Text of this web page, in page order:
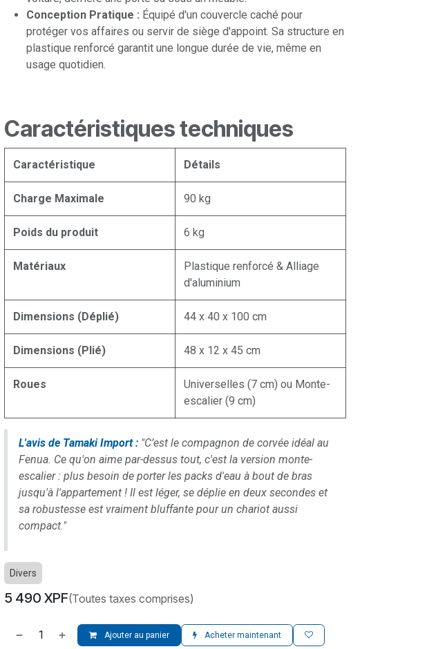
Conception Pratique : Équipé d'un couvercle caché pour
protéger vos affaires ou servir de siège d'appoint. Sa structure en
plastique renforcé garantit une longue durée de vie, même en
usage quotidien.
Caractéristiques techniques
Caractéristique Détails
Charge Maximale 90 kg
Poids du produit 6 kg
Matériaux
Plastique renforcé & Alliage
d'aluminium
Dimensions (Déplié) 44 x 40 x 100 cm
Dimensions (Plié) 48 x 12 x 45 cm
Roues
Universelles (7 cm) ou Monte-
escalier (9 cm)
L'avis de Tamaki Import : "C’est le compagnon de corvée idéal au
Fenua. Ce qu'on aime par-dessus tout, c'est la version monte-
escalier : plus besoin de porter les packs d'eau à bout de bras
jusqu'à l'appartement ! Il est léger, se déplie en deux secondes et
sa robustesse est vraiment bluffante pour un chariot aussi
compact."
Divers
5 490 XPF(Toutes taxes comprises)
Ajouter au panier Acheter maintenant